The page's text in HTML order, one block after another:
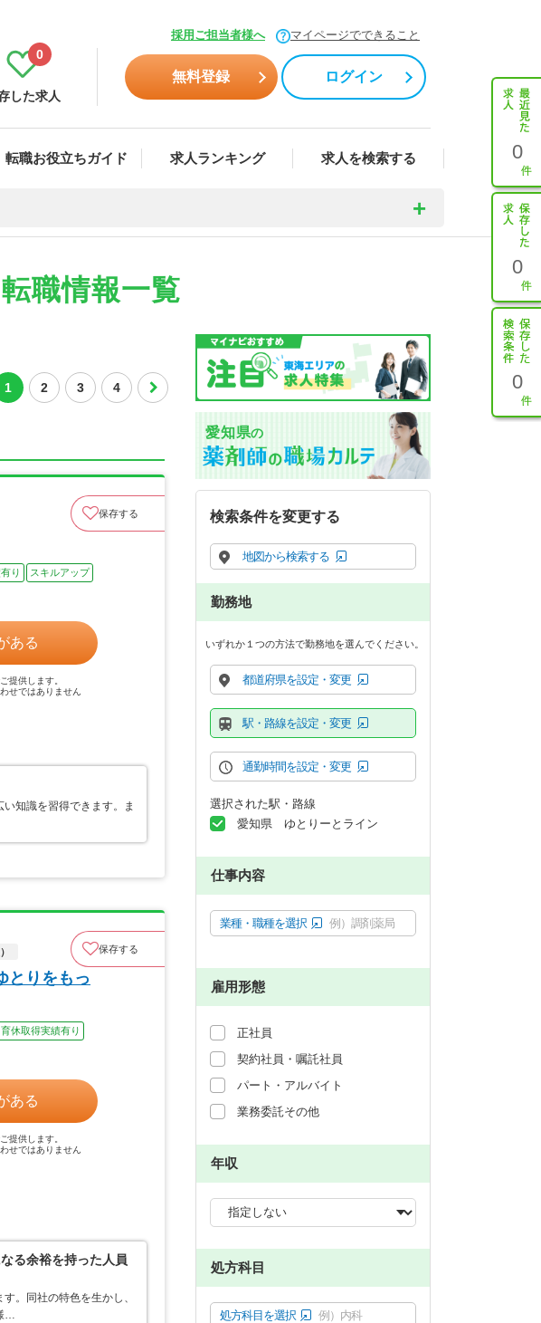
採用ご担当者様へ マイページでできること
した求人
0
無料登録 ログイン
転職お役立ちガイド 求人ランキング 求人を検索する 0
0
0
職情報一覧
1 2 3 4
保存する
り
スキルアップ
ある
提供します。
せではありません
知識を習得できます。ま
保存する
とりをもっ
休取得実績有り
ある
提供します。
せではありません
る余裕を持った人員
。同社の特色を生かし、
…
愛知県の
検索条件を変更する
地図から検索する
勤務地
いずれか１つの方法で勤務地を選んでください。
都道府県を設定・変更
駅・路線を設定・変更
通勤時間を設定・変更
選択された駅・路線
愛知県 ゆとりーとライン
仕事内容
業種・職種を選択 例）調剤薬局
雇用形態
正社員
契約社員・嘱託社員
パート・アルバイト
業務委託その他
年収
処方科目
処方科目を選択 例）内科